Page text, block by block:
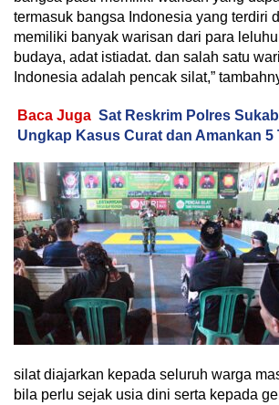
termasuk bangsa Indonesia yang terdiri
memiliki banyak warisan dari para
budaya, adat istiadat. dan salah satu
Indonesia adalah pencak silat,”
Baca Juga Sat Reskrim Polres
Ungkap Kasus Curat dan Amankan 5
silat diajarkan kepada seluruh warga
bila perlu sejak usia dini serta kepada